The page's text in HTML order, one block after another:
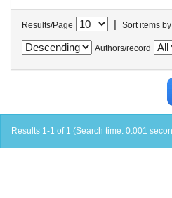
Results/Page | Sort items by
Authors/record
Results 1-1 of 1 (Search time: 0.001